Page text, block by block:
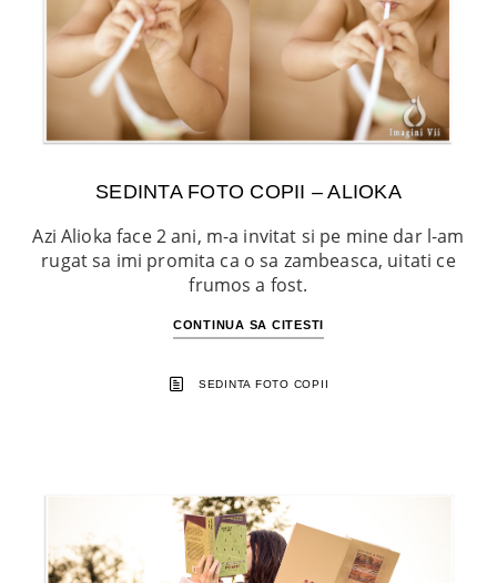
SEDINTA FOTO COPII – ALIOKA
Azi Alioka face 2 ani, m-a invitat si pe mine dar l-am
rugat sa imi promita ca o sa zambeasca, uitati ce
frumos a fost.
CONTINUA SA CITESTI
SEDINTA FOTO COPII